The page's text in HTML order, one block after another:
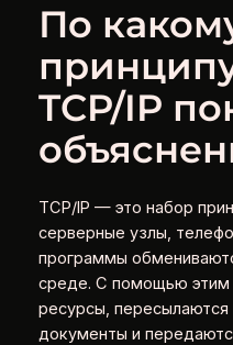
По
TCP/IP
TCP/IP — это набор
серверные узлы,
программы
среде. С помощью этим
ресурсы, пересылаются
документы и